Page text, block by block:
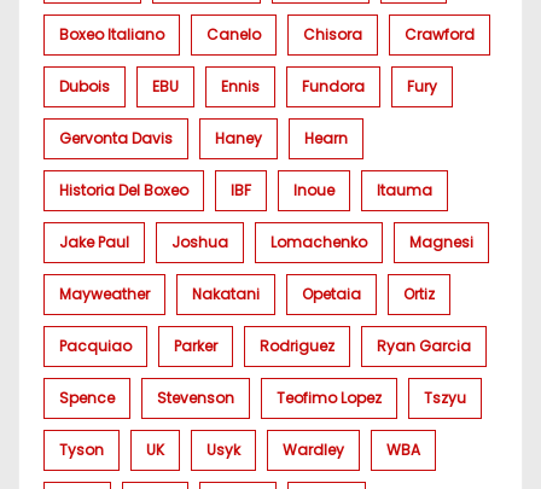
Boxeo Italiano Canelo Chisora Crawford
Dubois EBU Ennis Fundora Fury
Gervonta Davis Haney Hearn
Historia Del Boxeo IBF Inoue Itauma
Jake Paul Joshua Lomachenko Magnesi
Mayweather Nakatani Opetaia Ortiz
Pacquiao Parker Rodriguez Ryan Garcia
Spence Stevenson Teofimo Lopez Tszyu
Tyson UK Usyk Wardley WBA